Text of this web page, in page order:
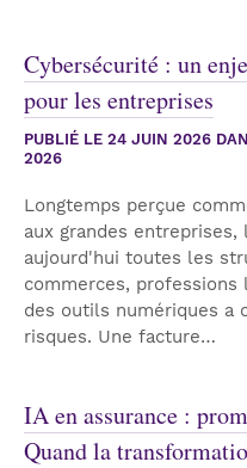
Cybersécurité : un
pour les entreprises
PUBLIÉ LE 24 JUIN 2026
2026
Longtemps perçue
aux grandes
aujourd'hui toutes les
commerces,
des outils numériques a
risques. Une facture…
IA en assurance :
Quand la